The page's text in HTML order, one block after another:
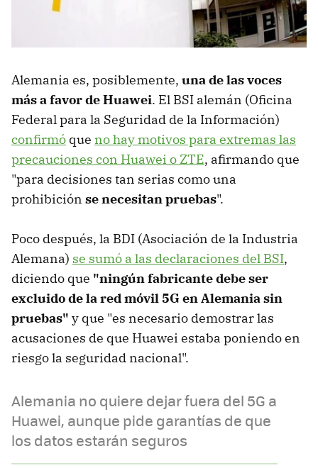
Alemania es, posiblemente, una de las voces
más a favor de Huawei. El BSI alemán (Oficina
Federal para la Seguridad de la Información)
confirmó que no hay motivos para extremas las
precauciones con Huawei o ZTE, afirmando que
"para decisiones tan serias como una
prohibición se necesitan pruebas".
Poco después, la BDI (Asociación de la Industria
Alemana) se sumó a las declaraciones del BSI,
diciendo que "ningún fabricante debe ser
excluido de la red móvil 5G en Alemania sin
pruebas" y que "es necesario demostrar las
acusaciones de que Huawei estaba poniendo en
riesgo la seguridad nacional".
Alemania no quiere dejar fuera del 5G a
Huawei, aunque pide garantías de que
los datos estarán seguros